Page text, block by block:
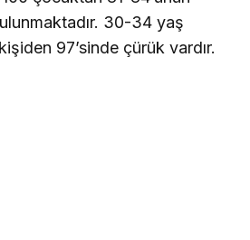
30-34 yaş
97’sinde çürük vardır.